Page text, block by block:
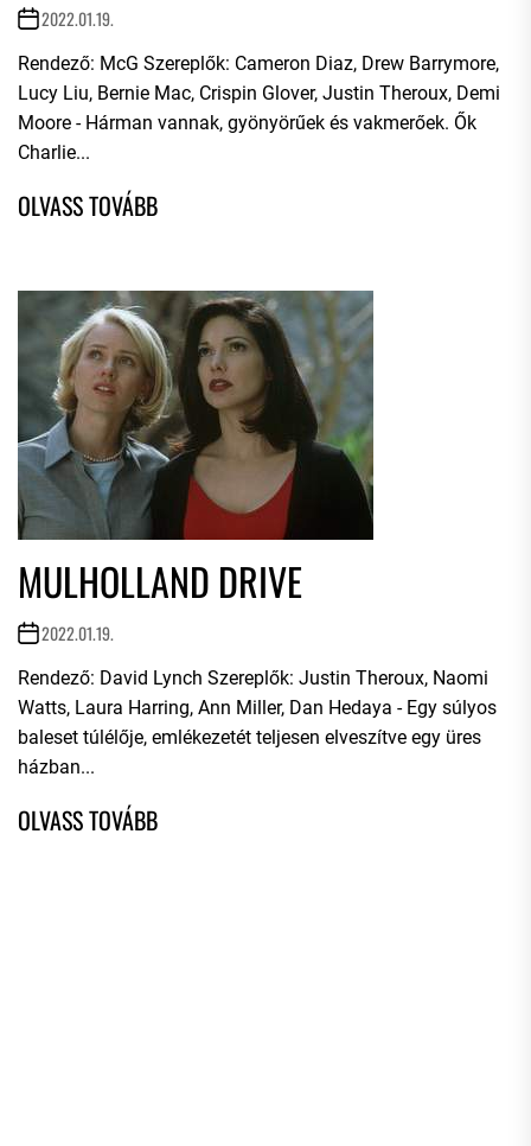
2022.01.19.
Rendező: McG Szereplők: Cameron Diaz, Drew Barrymore,
Lucy Liu, Bernie Mac, Crispin Glover, Justin Theroux, Demi
Moore - Hárman vannak, gyönyörűek és vakmerőek. Ők
Charlie...
MULHOLLAND DRIVE
2022.01.19.
Rendező: David Lynch Szereplők: Justin Theroux, Naomi
Watts, Laura Harring, Ann Miller, Dan Hedaya - Egy súlyos
baleset túlélője, emlékezetét teljesen elveszítve egy üres
házban...